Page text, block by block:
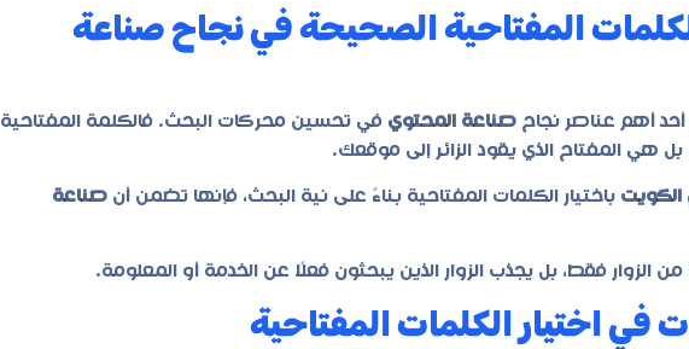
الكلمات المفتاحية الصحيحة في نجاح صناعة
أحد أهم عناصر نجاح صناعة المحتوي في تحسين محركات البحث. فالكلمة المفتاحية
هي المفتاح الذي يقود الزائر إلى موقعك.
باختيار الكلمات المفتاحية بناءً على نية البحث، فإنها تضمن أن صناعة
الزوار فقط، بل يجذب الزوار الذين يبحثون فعلًا عن الخدمة أو المعلومة.
في اختيار الكلمات المفتاحية